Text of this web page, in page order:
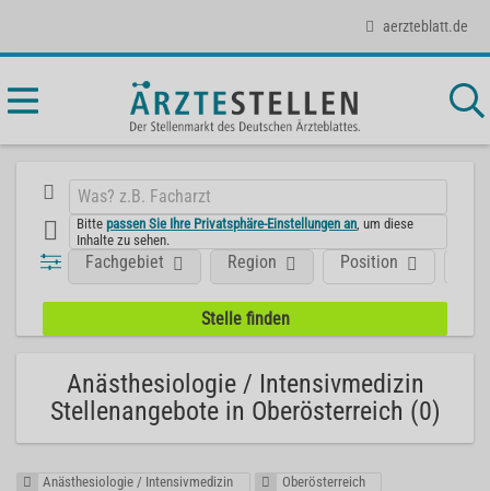
aerzteblatt.de
Bittepassen Sie Ihre Privatsphäre-Einstellungen an , um diese
Inhalte zu sehen.
Position
Fachgebiet Region
Anästhesiologie / Intensivmedizin
Stellenangebote in Oberösterreich (0)
Anästhesiologie / Intensivmedizin Oberösterreich